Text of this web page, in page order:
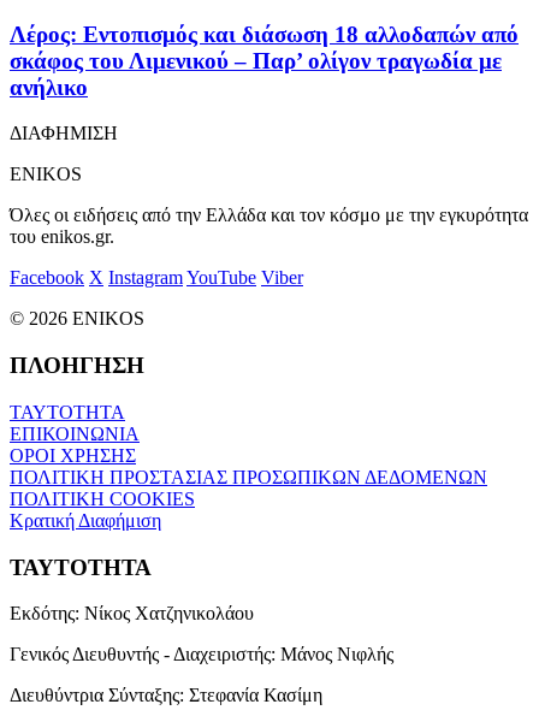
Λέρος: Εντοπισμός και διάσωση 18 αλλοδαπών από
σκάφος του Λιμενικού – Παρ’ ολίγον τραγωδία με
ανήλικο
ΔΙΑΦΗΜΙΣΗ
ENIKOS
Όλες οι ειδήσεις από την Ελλάδα και τον κόσμο με την εγκυρότητα
του enikos.gr.
Facebook X InstagramYouTube Viber
© 2026 ENIKOS
ΠΛΟΗΓΗΣΗ
ΤΑΥΤΟΤΗΤΑ
ΕΠΙΚΟΙΝΩΝΙΑ
ΟΡΟΙ ΧΡΗΣΗΣ
ΠΟΛΙΤΙΚΗ ΠΡΟΣΤΑΣΙΑΣ ΠΡΟΣΩΠΙΚΩΝ ΔΕΔΟΜΕΝΩΝ
ΠΟΛΙΤΙΚΗ COOKIES
Κρατική Διαφήμιση
ΤΑΥΤΟΤΗΤΑ
Εκδότης: Νίκος Χατζηνικολάου
Γενικός Διευθυντής - Διαχειριστής: Μάνος Νιφλής
Διευθύντρια Σύνταξης: Στεφανία Κασίμη